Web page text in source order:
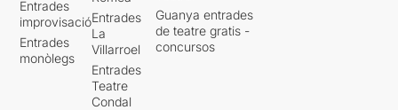
Entrades
improvisació
Entrades
monòlegs
Entrades
La
Villarroel
Entrades
Teatre
Condal
Guanya entrades
de teatre gratis -
concursos